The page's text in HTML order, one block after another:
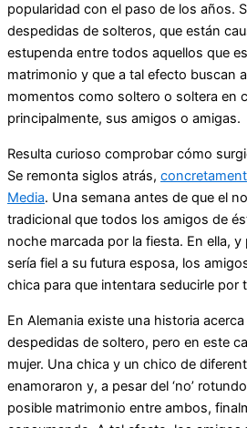
popularidad con el paso de los años.
despedidas de solteros, que están
estupenda entre todos aquellos que
matrimonio y que a tal efecto buscan
momentos como soltero o soltera en
principalmente, sus amigos o amigas.
Resulta curioso comprobar cómo
Se remonta siglos atrás,
Media. Una semana antes de que el
tradicional que todos los amigos de
noche marcada por la fiesta. En ella,
sería fiel a su futura esposa, los
chica para que intentara seducirle por
En Alemania existe una historia
despedidas de soltero, pero en este
mujer. Una chica y un chico de
enamoraron y, a pesar del ‘no’
posible matrimonio entre ambos,